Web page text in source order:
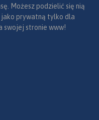
Możesz podzielić się nią
jako prywatną tylko dla
swojej stronie www!